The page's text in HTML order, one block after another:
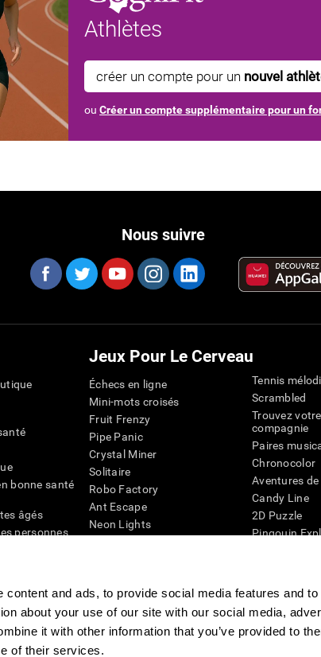
content and ads, to provide social media features and
about your use of our site with our social media,
it with other information that you’ve provided to
of their services.
Athlètes
créer un compte pour un nouvel
ouCréer un compte supplémentaire pour un
Nous suivre
bonne santé
âgés
personnes
Jeux Pour Le Cerveau
Échecs en ligne
Mini-mots croisés
Fruit Frenzy
Pipe Panic
Crystal Miner
Solitaire
Robo Factory
Ant Escape
Neon Lights
Space Rescue
Chaos mathématique
Course de billes
Tennis
Scrambled
Trouvez
compagnie
Paires
Chronocolor
Aventures
Candy Line
2D Puzzle
Pingouin
Jeux en ligne
mémoire
Jeux pour le